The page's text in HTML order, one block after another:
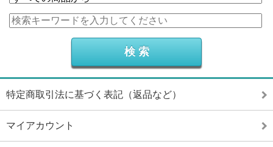
特定商取引法に基づく表記（返品など）
マイアカウント